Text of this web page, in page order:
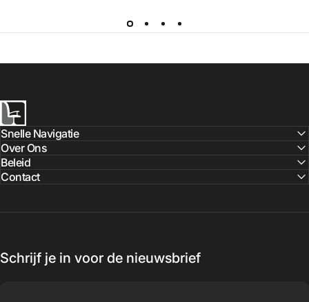
Ergostoelonline.nl
Snelle Navigatie
Over Ons
Beleid
Contact
Schrijf je in voor de nieuwsbrief